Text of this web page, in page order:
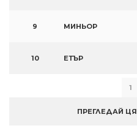
9 МИНЬОР
10 ЕТЪР
1
ПРЕГЛЕДАЙ